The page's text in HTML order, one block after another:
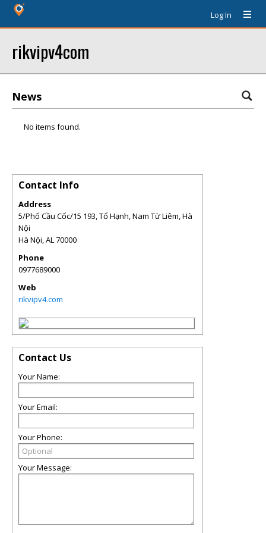
Log In
rikvipv4com
News
No items found.
Contact Info
Address
5/Phố Cầu Cốc/15 193, Tổ Hạnh, Nam Từ Liêm, Hà
Nội
Hà Nội,AL70000
Phone
0977689000
Web
rikvipv4.com
Contact Us
Your Name:
Your Email:
Your Phone:
Your Message: